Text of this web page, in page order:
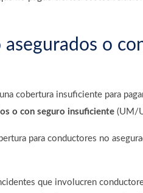
o
cobertura insuficiente para
o con seguro insuficiente (UM/
para conductores no
que involucren